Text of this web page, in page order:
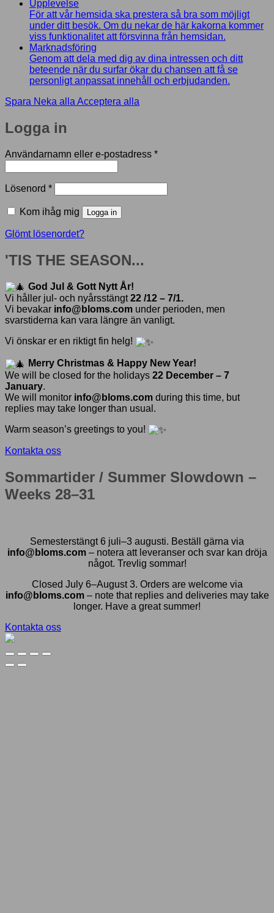
Upplevelse
För att vår hemsida ska prestera så bra som möjligt
under ditt besök. Om du nekar de här kakorna kommer
viss funktionalitet att försvinna från hemsidan.
Marknadsföring
Genom att dela med dig av dina intressen och ditt
beteende när du surfar ökar du chansen att få se
personligt anpassat innehåll och erbjudanden.
Spara Neka alla Acceptera alla
Logga in
Användarnamn eller e-postadress *Obligatoriskt
Lösenord *Obligatoriskt
Kom ihåg mig Logga in
Glömt lösenordet?
'TIS THE SEASON...
God Jul & Gott Nytt År!
Vi håller jul- och nyårsstängt22 /12 – 7/1.
Vi bevakar info@bloms.com under perioden, men
svarstiderna kan vara längre än vanligt.
Vi önskar er en riktigt fin helg!
Merry Christmas & Happy New Year!
We will be closed for the holidays 22 December – 7
January.
We will monitor info@bloms.com during this time, but
replies may take longer than usual.
Warm season’s greetings to you!
Kontakta oss
Sommartider / Summer Slowdown –
Weeks 28–31
Semesterstängt 6 juli–3 augusti. Beställ gärna via
info@bloms.com– notera att leveranser och svar kan dröja
något. Trevlig sommar!
Closed July 6–August 3. Orders are welcome via
info@bloms.com– note that replies and deliveries may take
longer. Have a great summer!
Kontakta oss